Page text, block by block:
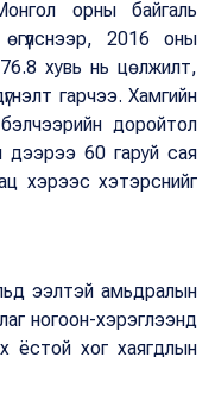
орны байгаль
2016 оны
хувь нь цөлжилт,
гарчээ. Хамгийн
доройтол
дээрээ 60 гаруй сая
хэрээс хэтэрснийг
ээлтэй амьдралын
ногоон-хэрэглээнд
ёстой хог хаягдлын